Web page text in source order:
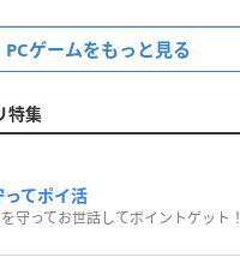
PCゲームをもっと見る
特集
ってポイ活
を守ってお世話してポイントゲット！